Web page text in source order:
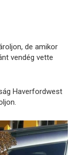
de amikor
vendég vette
Haverfordwest